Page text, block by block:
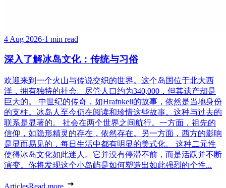
4 Aug 2026·1 min read
深入了解冰岛文化：传统与习俗
欢迎来到一个火山与传说交织的世界。这个岛国位于北大西
洋，拥有独特的社会。尽管人口约为340,000，但其遗产却是
巨大的。 中世纪的传奇，如Hrafnkell的故事，依然是当地身份
的支柱。冰岛人至今仍在阅读和珍惜这些故事。这种与过去的
联系是显著的。 社会在两个世界之间航行。一方面，祖先的
信仰，如隐形精灵的存在，依然存在。另一方面，西方的影响
是显而易见的，每日生活中都有明显的美式化。 这种二元性
使得冰岛文化如此迷人。它并没有停滞不前，而是活跃并不断
演变。你将发现这个小岛屿是如何塑造出如此强烈的个性...